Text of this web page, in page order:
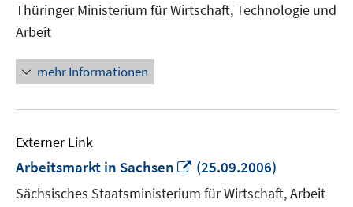
öffnen
Thüringer Ministerium für Wirtschaft, Technologie und
Arbeit
mehr Informationen
Externer Link
Arbeitsmarkt in Sachsen
In
neuem
Fenster
(25.09.2006)
Sächsisches Staatsministerium für Wirtschaft, Arbeit